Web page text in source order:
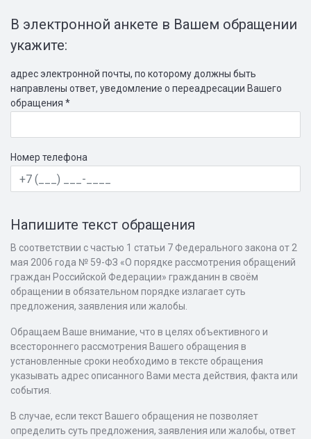
В электронной анкете в Вашем обращении
укажите:
адрес электронной почты, по которому должны быть
направлены ответ, уведомление о переадресации Вашего
обращения *
Номер телефона
Напишите текст обращения
В соответствии с частью 1 статьи 7 Федерального закона от 2
мая 2006 года № 59-ФЗ «О порядке рассмотрения обращений
граждан Российской Федерации» гражданин в своём
обращении в обязательном порядке излагает суть
предложения, заявления или жалобы.
Обращаем Ваше внимание, что в целях объективного и
всестороннего рассмотрения Вашего обращения в
установленные сроки необходимо в тексте обращения
указывать адрес описанного Вами места действия, факта или
события.
В случае, если текст Вашего обращения не позволяет
определить суть предложения, заявления или жалобы, ответ